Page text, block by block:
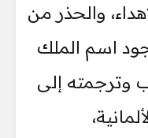
والحذر من
اسم الملك
وترجمته إلى